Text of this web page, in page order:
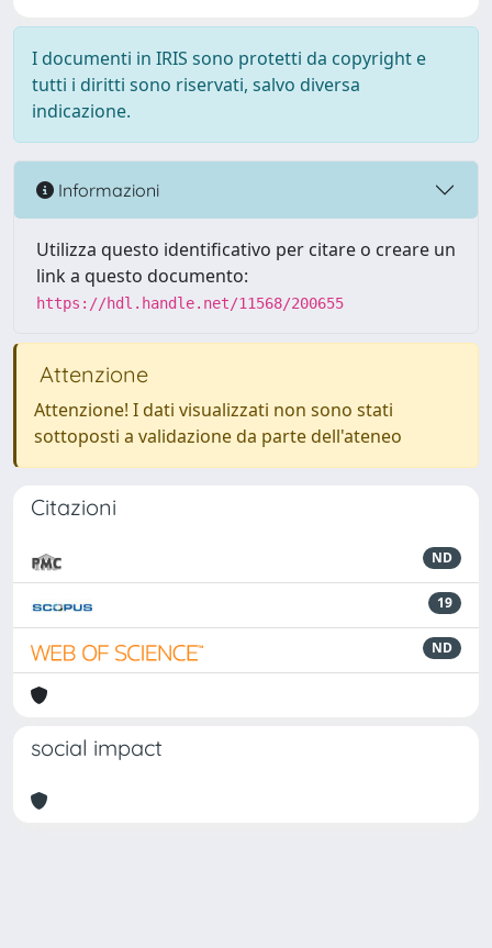
I documenti in IRIS sono protetti da copyright e
tutti i diritti sono riservati, salvo diversa
indicazione.
Informazioni
Utilizza questo identificativo per citare o creare un
link a questo documento:
https://hdl.handle.net/11568/200655
Attenzione
Attenzione! I dati visualizzati non sono stati
sottoposti a validazione da parte dell'ateneo
Citazioni
ND
19
ND
social impact